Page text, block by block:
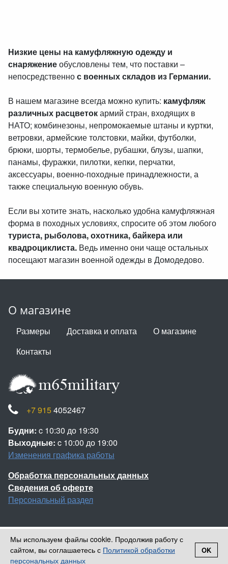
Низкие цены на камуфляжную одежду и
снаряжениеобусловлены тем, что поставки –
непосредственнос военных складов из Германии.
В нашем магазине всегда можно купить: камуфляж
различных расцветокармий стран, входящих в
НАТО; комбинезоны, непромокаемые штаны и куртки,
ветровки, армейские толстовки, майки, футболки,
брюки, шорты, термобелье, рубашки, блузы, шапки,
панамы, фуражки, пилотки, кепки, перчатки,
аксессуары, военно-походные принадлежности, а
также специальную военную обувь.
Если вы хотите знать, насколько удобна камуфляжная
форма в походных условиях, спросите об этом любого
туриста, рыболова, охотника, байкера или
квадроциклиста. Ведь именно они чаще остальных
посещают магазин военной одежды в Домодедово.
О магазине
Размеры Доставка и оплата
О магазине
Контакты
+7 915 4052467
Будни: c 10:30 до 19:30
Выходные: c 10:00 до 19:00
Изменения графика работы
Обработка персональных данных
Сведения об оферте
Персональный раздел
Наверх
© 2013-2026 Камуфляж НАТО
Войти
Регистрация
Мы используем файлы cookie. Продолжив работу с
сайтом, вы соглашаетесь с Политикой обработки
персональных данных
OK